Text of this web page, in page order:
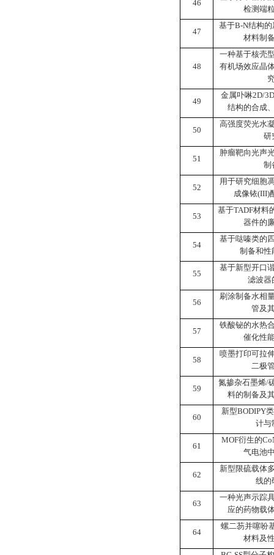
46
检测端
47
基于B-N结构的
材料制
48
一种基于核壳
有机场效应晶
49
金属卟啉2D/3D
结构的合成
50
高强度荧光水
研
51
肿瘤靶向光声
制
52
用于研究细胞
成像铱(III)
53
基于TADF材料
器件的
54
基于哒嗪类的
制备和性
55
基于新型开口
滤波器
56
刷涂制备水相
管及
57
铁酸铋的水热
催化性
58
喷墨打印可拉
二极
59
氮掺杂石墨烯/
料的制备及
60
新型BODIPY
计与
61
MOF衍生的
气电池
62
新型限硫载体
线的
63
一种光声示踪
应的药物载
64
螺二芴并噻吩
材料及